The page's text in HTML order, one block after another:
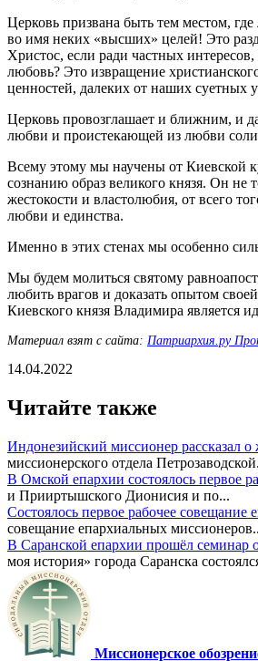
Церковь призвана быть тем местом,
во имя неких «высших» целей! Это
Христос, если ради частных
любовь? Это извращение
ценностей, далеких от наших суетных
Церковь провозглашает и ближним, и
любви и проистекающей из любви
Всему этому мы научены от Киевской
сознанию образ великого князя. Он не
жестокости и властолюбия, от всего
любви и единства.
Именно в этих стенах мы особенно
Мы будем молиться святому
любить врагов и доказать опытом
Киевского князя Владимира является
Материал взят с сайта: Патриархия.ру
14.04.2022
Читайте также
Индонезийский миссионер рассказал
миссионерского отдела
В Омской епархии состоялось первое
и Прииртышского Дионисия и по...
Состоялось первое рабочее
совещание епархиальных
В Саранской епархии прошёл семинар
моя история» города Саранска
Миссионерское